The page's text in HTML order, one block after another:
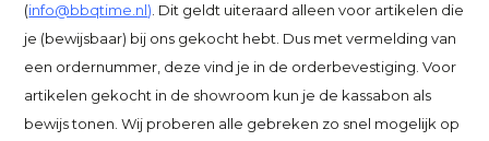
(info@bbqtime.nl) . Dit geldt uiteraard alleen voor artikelen die
je (bewijsbaar) bij ons gekocht hebt. Dus met vermelding van
een ordernummer, deze vind je in de orderbevestiging. Voor
artikelen gekocht in de showroom kun je de kassabon als
bewijs tonen. Wij proberen alle gebreken zo snel mogelijk op